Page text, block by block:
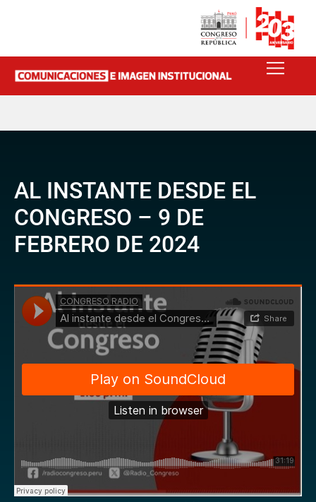
AL INSTANTE DESDE EL
CONGRESO – 9 DE
FEBRERO DE 2024